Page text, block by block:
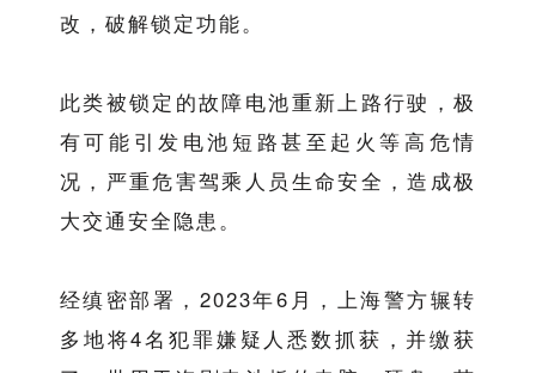
改，破解锁定功能。
此类被锁定的故障电池重新上路行驶，极
有可能引发电池短路甚至起火等高危情
况，严重危害驾乘人员生命安全，造成极
大交通安全隐患。
经缜密部署，2023年6月，上海警方辗转
多地将4名犯罪嫌疑人悉数抓获，并缴获